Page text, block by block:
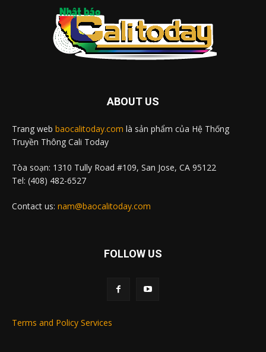
ABOUT US
Trang web baocalitoday.com là sản phẩm của Hệ Thống
Truyền Thông Cali Today
Tòa soạn: 1310 Tully Road #109, San Jose, CA 95122
Tel: (408) 482-6527
Contact us: nam@baocalitoday.com
FOLLOW US
Terms and Policy Services